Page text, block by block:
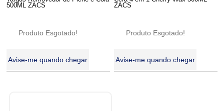
500ML ZACS
Produto Esgotado!
Avise-me quando chegar
ZACS
Produto Esgotado!
Avise-me quando chegar